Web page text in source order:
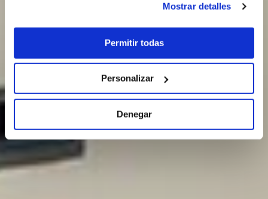
Mostrar detalles
Permitir todas
Personalizar
Denegar